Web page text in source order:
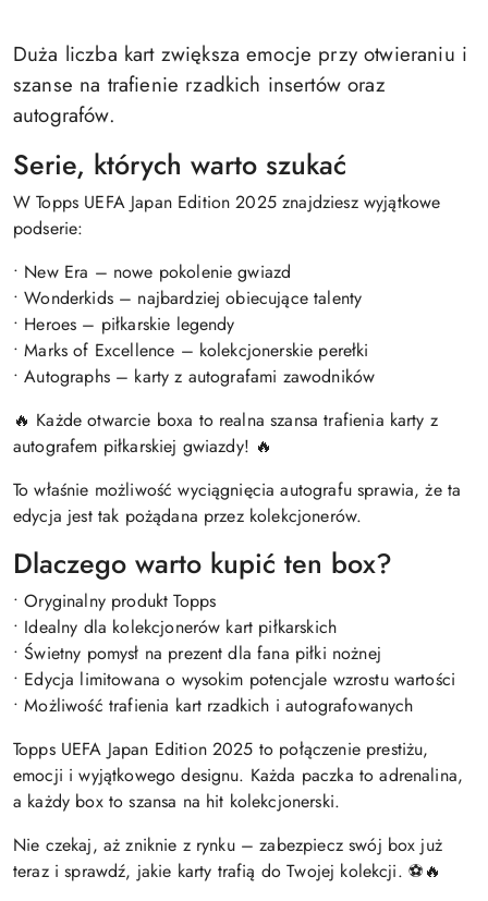
Duża liczba kart zwiększa emocje przy otwieraniu i
szanse na trafienie rzadkich insertów oraz
autografów.
Serie, których warto szukać
W Topps UEFA Japan Edition 2025 znajdziesz wyjątkowe
podserie:
• New Era – nowe pokolenie gwiazd
• Wonderkids – najbardziej obiecujące talenty
• Heroes – piłkarskie legendy
• Marks of Excellence – kolekcjonerskie perełki
• Autographs – karty z autografami zawodników
🔥 Każde otwarcie boxa to realna szansa trafienia karty z
autografem piłkarskiej gwiazdy! 🔥
To właśnie możliwość wyciągnięcia autografu sprawia, że ta
edycja jest tak pożądana przez kolekcjonerów.
Dlaczego warto kupić ten box?
• Oryginalny produkt Topps
• Idealny dla kolekcjonerów kart piłkarskich
• Świetny pomysł na prezent dla fana piłki nożnej
• Edycja limitowana o wysokim potencjale wzrostu wartości
• Możliwość trafienia kart rzadkich i autografowanych
Topps UEFA Japan Edition 2025 to połączenie prestiżu,
emocji i wyjątkowego designu. Każda paczka to adrenalina,
a każdy box to szansa na hit kolekcjonerski.
Nie czekaj, aż zniknie z rynku – zabezpiecz swój box już
teraz i sprawdź, jakie karty trafią do Twojej kolekcji. ⚽🔥